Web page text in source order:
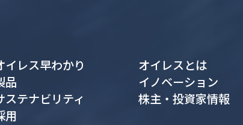
イレス早わかり
オイレスとは
品
イノベーション
ステナビリティ
株主・投資家情報
用